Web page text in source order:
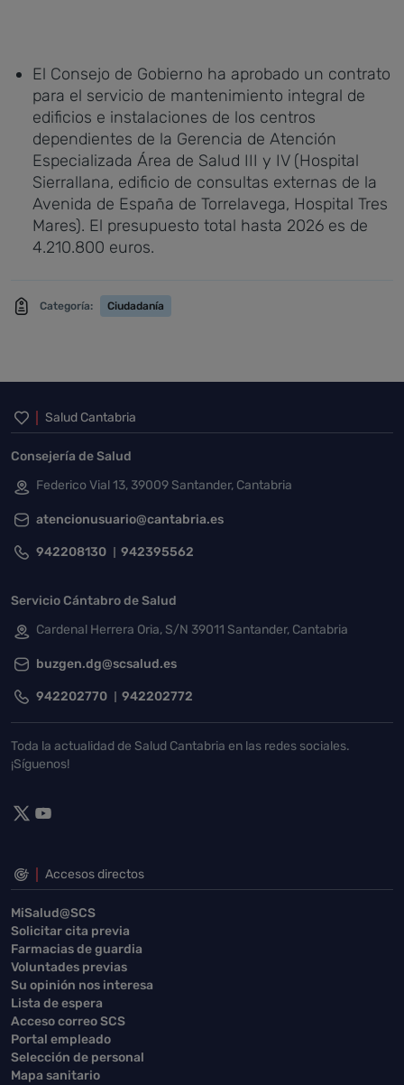
El Consejo de Gobierno ha aprobado un contrato
para el servicio de mantenimiento integral de
edificios e instalaciones de los centros
dependientes de la Gerencia de Atención
Especializada Área de Salud III y IV (Hospital
Sierrallana, edificio de consultas externas de la
Avenida de España de Torrelavega, Hospital Tres
Mares). El presupuesto total hasta 2026 es de
4.210.800 euros.
Categoría: Ciudadanía
Inicio del pie de página
Salud Cantabria
Consejería de Salud
Federico Vial 13, 39009 Santander, Cantabria
atencionusuario@cantabria.es
942208130 942395562
Servicio Cántabro de Salud
Cardenal Herrera Oria, S/N 39011 Santander, Cantabria
buzgen.dg@scsalud.es
942202770 942202772
Toda la actualidad de Salud Cantabria en las redes sociales.
¡Síguenos!
Accesos directos
MiSalud@SCS
Solicitar cita previa
Farmacias de guardia
Voluntades previas
Su opinión nos interesa
Lista de espera
Acceso correo SCS
Portal empleado
Selección de personal
Mapa sanitario